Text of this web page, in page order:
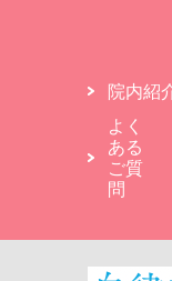
院内紹
よく
ある
ご質
問